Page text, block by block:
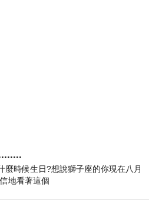
候生日?想說獅子座的你現在八月
地看著這個